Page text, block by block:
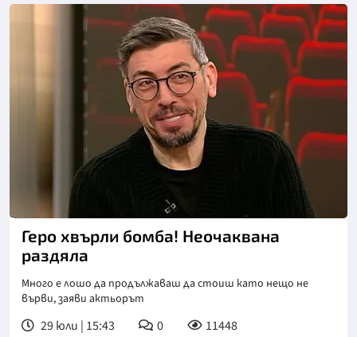
Снимка: NOVA
Геро хвърли бомба! Неочаквана
раздяла
Много е лошо да продължаваш да стоиш като нещо не
върви, заяви актьорът
29 юли | 15:43 0 11448